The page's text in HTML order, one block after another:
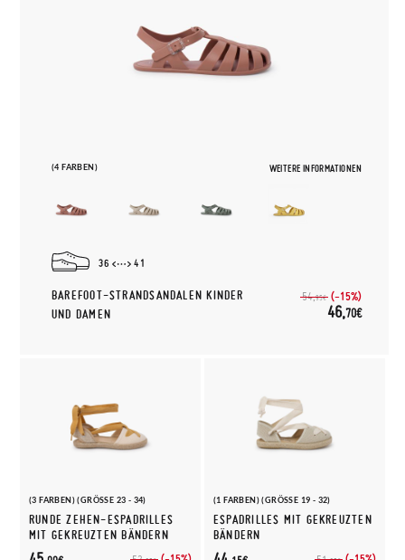
(4 FARBEN) WEITERE INFORMATIONEN
36 41
BAREFOOT-STRANDSANDALEN KINDER
UND DAMEN
54,95€ (-15%)
46,70€
(3 FARBEN) (GRÖSSE 23 - 34)
RUNDE ZEHEN-ESPADRILLES
MIT GEKREUZTEN BÄNDERN
(1 FARBEN) (GRÖSSE 19 - 32)
ESPADRILLES MIT GEKREUZTEN
BÄNDERN